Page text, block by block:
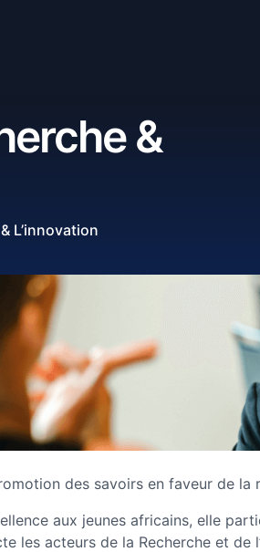
&
L’innovation
des savoirs en faveur de la
aux jeunes africains, elle
les acteurs de la Recherche et